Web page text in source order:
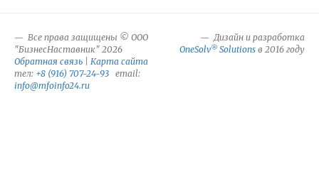
Все права защищены © ООО
"БизнесНаставник" 2026
Обратная связь
Карта сайта
тел: +8 (916) 707-24-93 email:
info@mfoinfo24.ru
Дизайн и разработка
OneSolv® Solutions в 2016 году